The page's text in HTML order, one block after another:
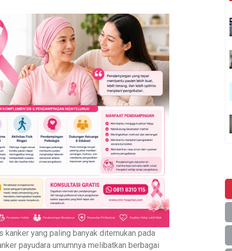
kanker yang paling banyak ditemukan pada
payudara umumnya melibatkan berbagai